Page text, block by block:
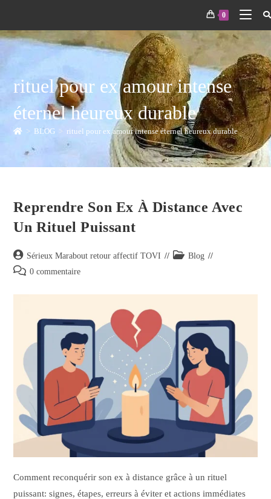
0
rituel pour ex amour intense
éternel heureux durable
> BLOG > rituel pour ex amour intense éternel heureux durable
Reprendre Son Ex À Distance Avec
Un Rituel Puissant
Sérieux Marabout retour affectif TOVI
Blog
0 commentaire
Comment reconquérir son ex à distance grâce à un rituel
puissant: signes, étapes, erreurs à éviter et actions immédiates